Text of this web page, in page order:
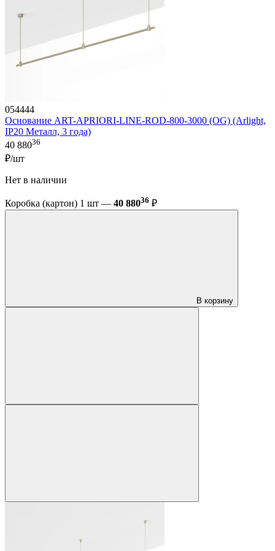
054444
Основание ART-APRIORI-LINE-ROD-800-3000 (OG) (Arlight,
IP20 Металл, 3 года)
40 88036
₽/шт
Нет в наличии
Коробка (картон) 1 шт — 40 88036 ₽
В корзину